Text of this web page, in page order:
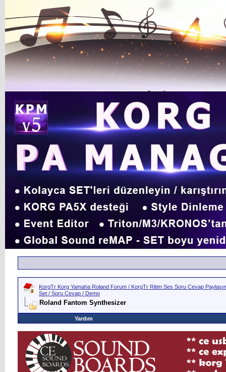
KorgTr Korg Yamaha Roland Forum / KorgTr Ritim Ses Soru Cevap
Set / Soru Cevap / Demo
Roland Fantom Synthesizer
Yardım